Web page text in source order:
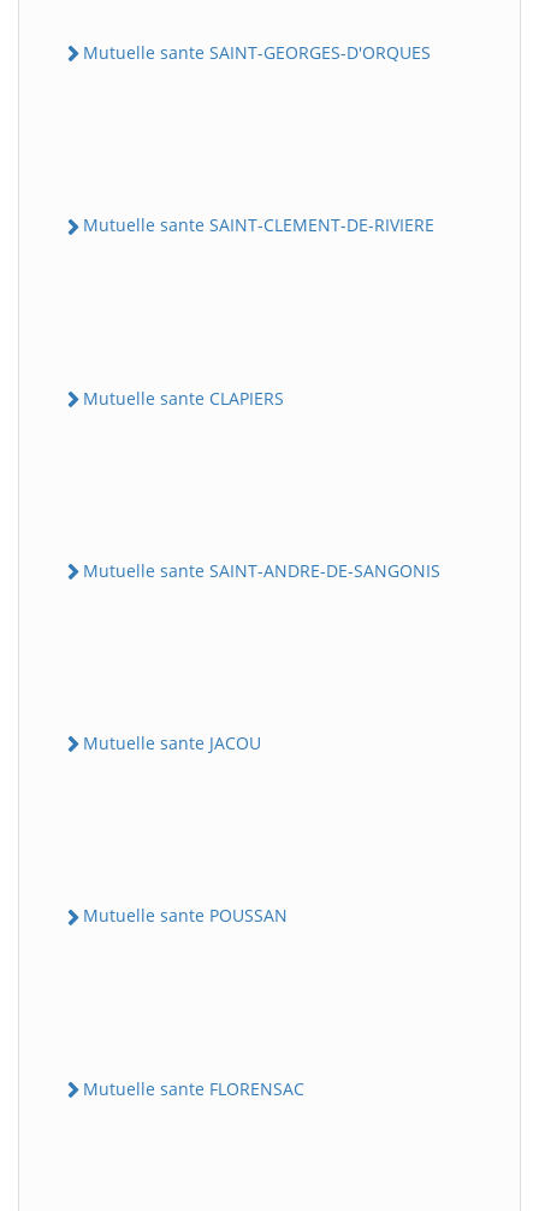
Mutuelle sante SAINT-GEORGES-D'ORQUES
Mutuelle sante SAINT-CLEMENT-DE-RIVIERE
Mutuelle sante CLAPIERS
Mutuelle sante SAINT-ANDRE-DE-SANGONIS
Mutuelle sante JACOU
Mutuelle sante POUSSAN
Mutuelle sante FLORENSAC